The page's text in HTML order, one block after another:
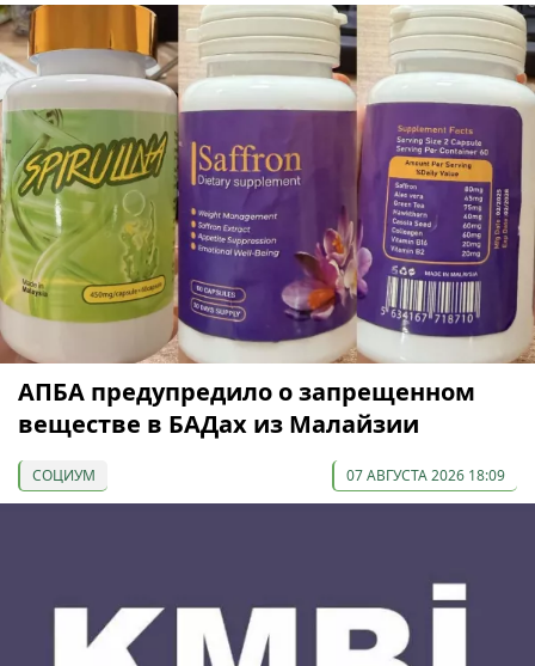
АПБА предупредило о запрещенном
веществе в БАДах из Малайзии
СОЦИУМ 07 АВГУСТА 2026 18:09